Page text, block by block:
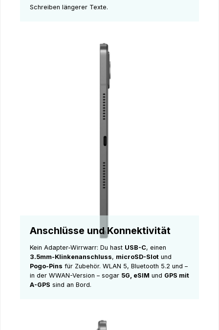
Schreiben längerer Texte.
Anschlüsse und Konnektivität
Kein Adapter-Wirrwarr: Du hast USB-C, einen
3.5mm-Klinkenanschluss, microSD-Slot und
Pogo-Pins für Zubehör. WLAN 5, Bluetooth 5.2 und –
in der WWAN-Version – sogar 5G, eSIM und GPS mit
A-GPS sind an Bord.